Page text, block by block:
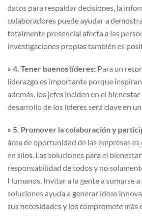
datos para respaldar decisiones, la
colaboradores puede ayudar a
totalmente presencial afecta a las
investigaciones propias también es
» 4. Tener buenos líderes: Para un
liderazgo es importante porque inspiran
además, los jefes inciden en el bienestar
desarrollo de los líderes será clave en
» 5. Promover la colaboración y
área de oportunidad de las empresas
en silos. Las soluciones para el
responsabilidad de todos y no
Humanos. Invitar a la gente a sumarse
soluciones ayuda a generar ideas
sus necesidades y los compromete más